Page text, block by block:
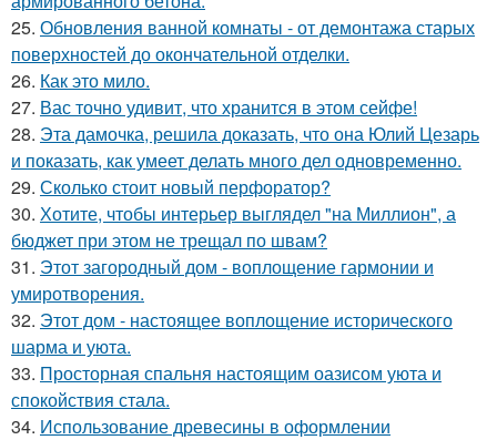
25. Обновления ванной комнаты - от демонтажа старых
поверхностей до окончательной отделки.
26. Как это мило.
27. Вас точно удивит, что хранится в этом сейфе!
28. Эта дамочка, решила доказать, что она Юлий Цезарь
и показать, как умеет делать много дел одновременно.
29. Сколько стоит новый перфоратор?
30. Хотите, чтобы интерьер выглядел "на Миллион", а
бюджет при этом не трещал по швам?
31. Этот загородный дом - воплощение гармонии и
умиротворения.
32. Этот дом - настоящее воплощение исторического
шарма и уюта.
33. Просторная спальня настоящим оазисом уюта и
спокойствия стала.
34. Использование древесины в оформлении